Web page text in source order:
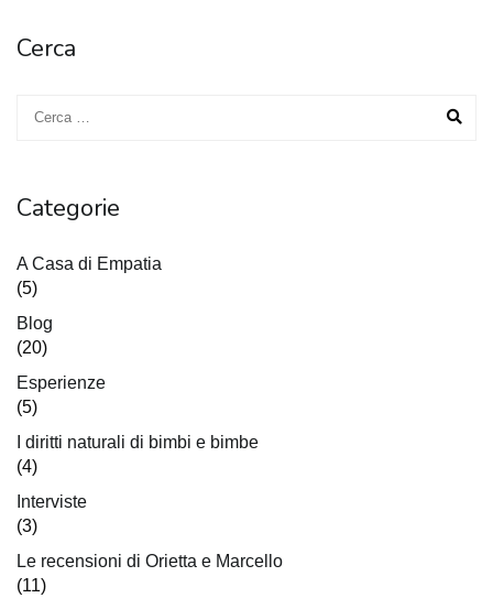
Cerca
Categorie
A Casa di Empatia
(5)
Blog
(20)
Esperienze
(5)
I diritti naturali di bimbi e bimbe
(4)
Interviste
(3)
Le recensioni di Orietta e Marcello
(11)